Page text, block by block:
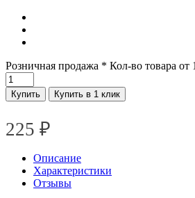
Розничная продажа * Кол-во товара от
Купить Купить в 1 клик
225 ₽
Описание
Характеристики
Отзывы